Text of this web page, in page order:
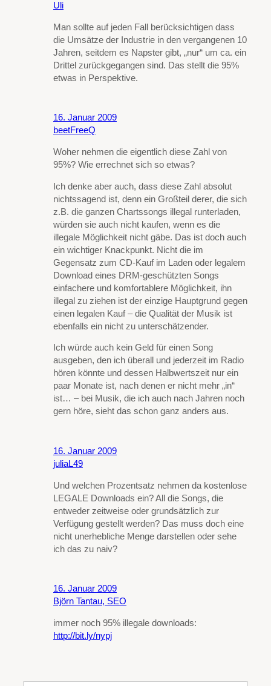
Uli
Man sollte auf jeden Fall berücksichtigen dass
die Umsätze der Industrie in den vergangenen 10
Jahren, seitdem es Napster gibt, „nur“ um ca. ein
Drittel zurückgegangen sind. Das stellt die 95%
etwas in Perspektive.
16. Januar 2009
beetFreeQ
Woher nehmen die eigentlich diese Zahl von
95%? Wie errechnet sich so etwas?
Ich denke aber auch, dass diese Zahl absolut
nichtssagend ist, denn ein Großteil derer, die sich
z.B. die ganzen Chartssongs illegal runterladen,
würden sie auch nicht kaufen, wenn es die
illegale Möglichkeit nicht gäbe. Das ist doch auch
ein wichtiger Knackpunkt. Nicht die im
Gegensatz zum CD-Kauf im Laden oder legalem
Download eines DRM-geschützten Songs
einfachere und komfortablere Möglichkeit, ihn
illegal zu ziehen ist der einzige Hauptgrund gegen
einen legalen Kauf – die Qualität der Musik ist
ebenfalls ein nicht zu unterschätzender.
Ich würde auch kein Geld für einen Song
ausgeben, den ich überall und jederzeit im Radio
hören könnte und dessen Halbwertszeit nur ein
paar Monate ist, nach denen er nicht mehr „in“
ist… – bei Musik, die ich auch nach Jahren noch
gern höre, sieht das schon ganz anders aus.
16. Januar 2009
juliaL49
Und welchen Prozentsatz nehmen da kostenlose
LEGALE Downloads ein? All die Songs, die
entweder zeitweise oder grundsätzlich zur
Verfügung gestellt werden? Das muss doch eine
nicht unerhebliche Menge darstellen oder sehe
ich das zu naiv?
16. Januar 2009
Björn Tantau, SEO
immer noch 95% illegale downloads:
http://bit.ly/nypj